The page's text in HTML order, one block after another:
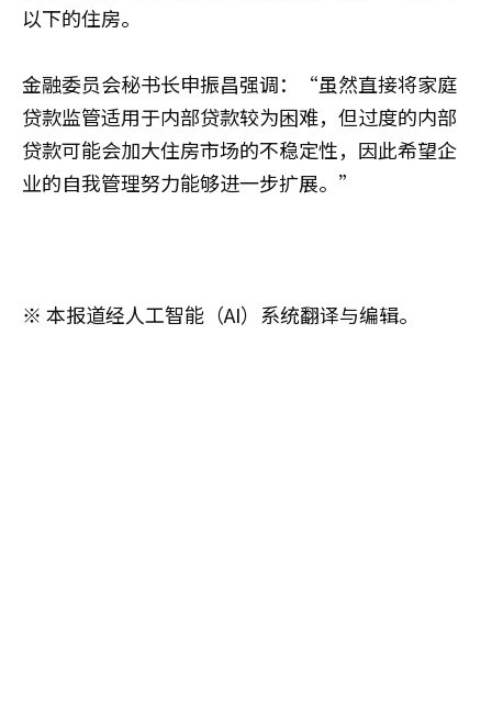
以下的住房。
金融委员会秘书长申振昌强调：“虽然直接将家庭
贷款监管适用于内部贷款较为困难，但过度的内部
贷款可能会加大住房市场的不稳定性，因此希望企
业的自我管理努力能够进一步扩展。”
※ 本报道经人工智能（AI）系统翻译与编辑。